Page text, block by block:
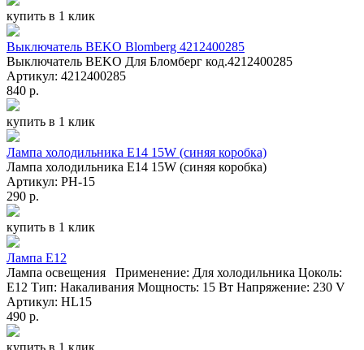
купить в 1 клик
Выключатель BEKO Blomberg 4212400285
Выключатель BEKO Для Бломберг код.4212400285
Артикул: 4212400285
840 р.
купить в 1 клик
Лампа холодильника E14 15W (синяя коробка)
Лампа холодильника E14 15W (синяя коробка)
Артикул: PH-15
290 р.
купить в 1 клик
Лампа E12
Лампа освещения Применение: Для холодильника Цоколь:
E12 Тип: Накаливания Мощность: 15 Вт Напряжение: 230 V
Артикул: HL15
490 р.
купить в 1 клик